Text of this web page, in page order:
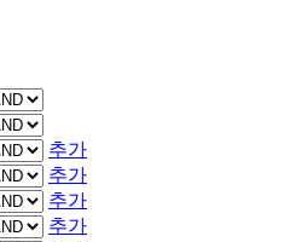
추가
추가
추가
추가